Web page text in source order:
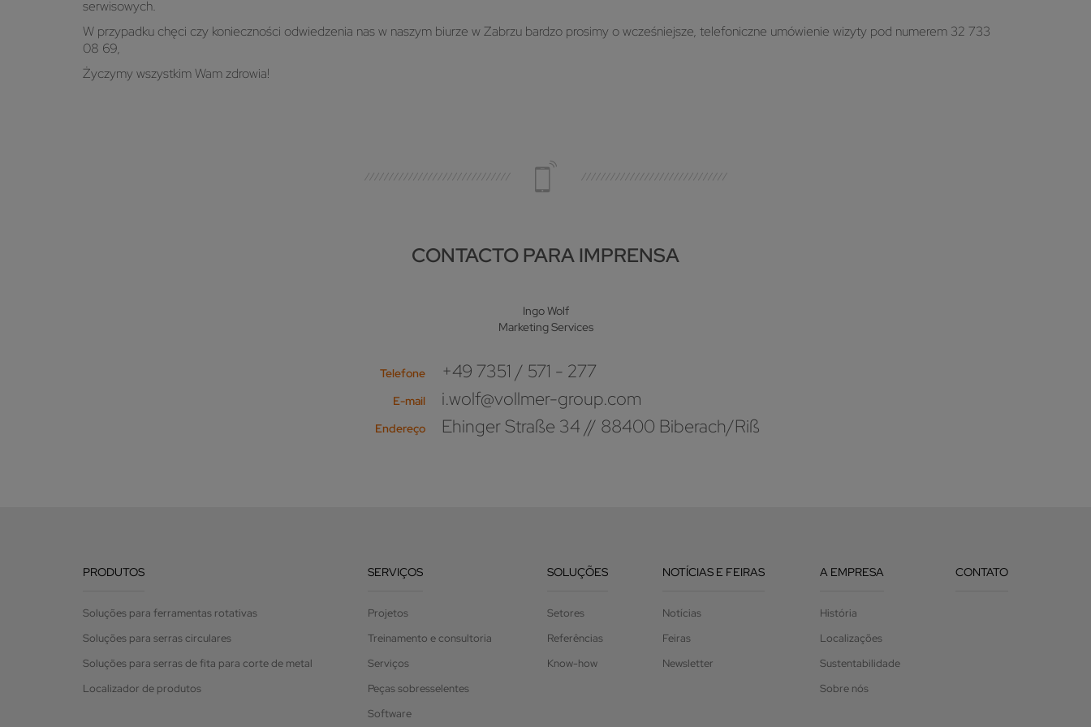
serwisowych.
W przypadku chęci czy konieczności odwiedzenia nas w naszym biurze w Zabrzu bardzo prosimy o wcześniejsze, telefoniczne umówienie wizyty pod numerem 32 733
08 69,
Życzymy wszystkim Wam zdrowia!
CONTACTO PARA IMPRENSA
Ingo Wolf
Marketing Services
Telefone +49 7351 / 571 - 277
E-mail i.wolf@vollmer-group.com
Endereço Ehinger Straße 34 // 88400 Biberach/Riß
PRODUTOS
Soluções para ferramentas rotativas
Soluções para serras circulares
Soluções para serras de fita para corte de metal
Localizador de produtos
SERVIÇOS
Projetos
Treinamento e consultoria
Serviços
Peças sobresselentes
Software
SOLUÇÕES
Setores
Referências
Know-how
NOTÍCIAS E FEIRAS
Notícias
Feiras
Newsletter
A EMPRESA
História
Localizações
Sustentabilidade
Sobre nós
CONTATO